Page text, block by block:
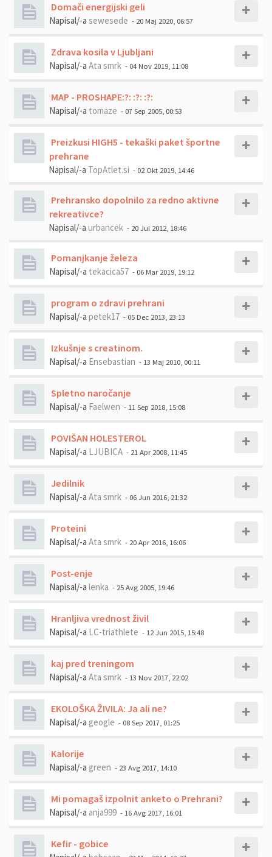
Domači energijski geli
Napisal/-a sewesede - 20 Maj 2020, 06:57
Zdrava kosila v Ljubljani
Napisal/-a Ata smrk - 04 Nov 2019, 11:08
MAP - PROSHAPE:?: :?: :?:
Napisal/-a tomaze - 07 Sep 2005, 00:53
Preizkusi HIGH5 - tekaški paket športne
prehrane
Napisal/-a TopAtlet.si - 02 Okt 2019, 14:46
Prehransko dopolnilo za redno aktivne
rekreativce?
Napisal/-a urbancek - 20 Jul 2012, 18:46
Pomanjkanje železa
Napisal/-a tekacica57 - 06 Mar 2019, 19:12
program o zdravi prehrani
Napisal/-a petek17 - 05 Dec 2013, 23:13
Izkušnje s creatinom.
Napisal/-a Ensebastian - 13 Maj 2010, 00:11
Spletno naročanje
Napisal/-a Faelwen - 11 Sep 2018, 15:08
POVIŠAN HOLESTEROL
Napisal/-a LJUBICA - 21 Apr 2008, 11:45
Jedilnik
Napisal/-a Ata smrk - 06 Jun 2016, 21:32
Proteini
Napisal/-a Ata smrk - 20 Apr 2016, 16:06
Post-enje
Napisal/-a lenka - 25 Avg 2005, 19:46
Hranljiva vrednost živil
Napisal/-a LC-triathlete - 12 Jun 2015, 15:48
kaj pred treningom
Napisal/-a Ata smrk - 13 Nov 2017, 22:02
EKOLOŠKA ŽIVILA: Ja ali ne?
Napisal/-a geogle - 08 Sep 2017, 01:25
Kalorije
Napisal/-a green - 23 Avg 2017, 14:10
Mi pomagaš izpolnit anketo o Prehrani?
Napisal/-a anja999 - 16 Avg 2017, 16:01
Kefir - gobice